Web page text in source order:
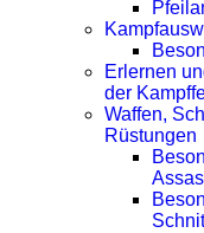
Erlernen
der
Waffen,
Rüstungen